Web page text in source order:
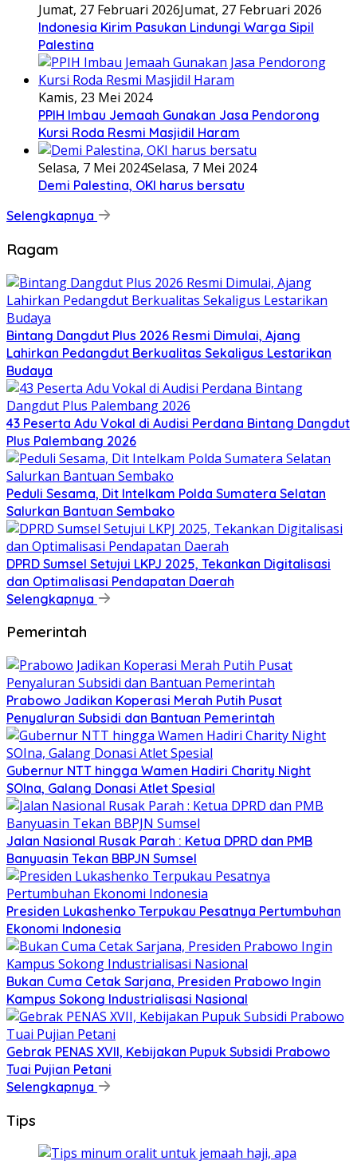
Jumat, 27 Februari 2026Jumat, 27 Februari 2026
Indonesia Kirim Pasukan Lindungi Warga Sipil
Palestina
Kamis, 23 Mei 2024
PPIH Imbau Jemaah Gunakan Jasa Pendorong
Kursi Roda Resmi Masjidil Haram
Selasa, 7 Mei 2024Selasa, 7 Mei 2024
Demi Palestina, OKI harus bersatu
Selengkapnya
Ragam
Bintang Dangdut Plus 2026 Resmi Dimulai, Ajang
Lahirkan Pedangdut Berkualitas Sekaligus Lestarikan
Budaya
43 Peserta Adu Vokal di Audisi Perdana Bintang Dangdut
Plus Palembang 2026
Peduli Sesama, Dit Intelkam Polda Sumatera Selatan
Salurkan Bantuan Sembako
DPRD Sumsel Setujui LKPJ 2025, Tekankan Digitalisasi
dan Optimalisasi Pendapatan Daerah
Selengkapnya
Pemerintah
Prabowo Jadikan Koperasi Merah Putih Pusat
Penyaluran Subsidi dan Bantuan Pemerintah
Gubernur NTT hingga Wamen Hadiri Charity Night
SOIna, Galang Donasi Atlet Spesial
Jalan Nasional Rusak Parah : Ketua DPRD dan PMB
Banyuasin Tekan BBPJN Sumsel
Presiden Lukashenko Terpukau Pesatnya Pertumbuhan
Ekonomi Indonesia
Bukan Cuma Cetak Sarjana, Presiden Prabowo Ingin
Kampus Sokong Industrialisasi Nasional
Gebrak PENAS XVII, Kebijakan Pupuk Subsidi Prabowo
Tuai Pujian Petani
Selengkapnya
Tips